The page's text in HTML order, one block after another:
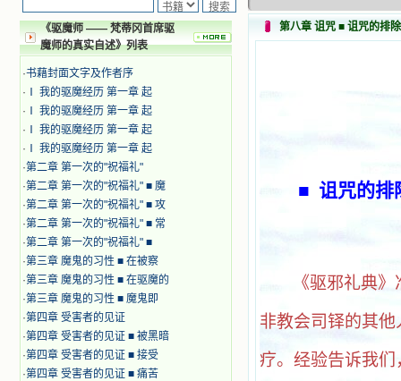
《驱魔师 —— 梵蒂冈首席驱
魔师的真实自述》列表
·书藉封面文字及作者序
· Ⅰ 我的驱魔经历 第一章 起
· Ⅰ 我的驱魔经历 第一章 起
· Ⅰ 我的驱魔经历 第一章 起
· Ⅰ 我的驱魔经历 第一章 起
·第二章 第一次的"祝福礼"
·第二章 第一次的"祝福礼" ■ 魔
·第二章 第一次的"祝福礼" ■ 攻
·第二章 第一次的"祝福礼" ■ 常
·第二章 第一次的"祝福礼" ■
·第三章 魔鬼的习性 ■ 在被察
·第三章 魔鬼的习性 ■ 在驱魔的
·第三章 魔鬼的习性 ■ 魔鬼即
·第四章 受害者的见证
·第四章 受害者的见证 ■ 被黑暗
·第四章 受害者的见证 ■ 接受
·第四章 受害者的见证 ■ 痛苦
第八章 诅咒 ■ 诅咒的排除
■ 诅咒的排
《驱邪礼典
非教会司铎的其
疗。经验告诉我